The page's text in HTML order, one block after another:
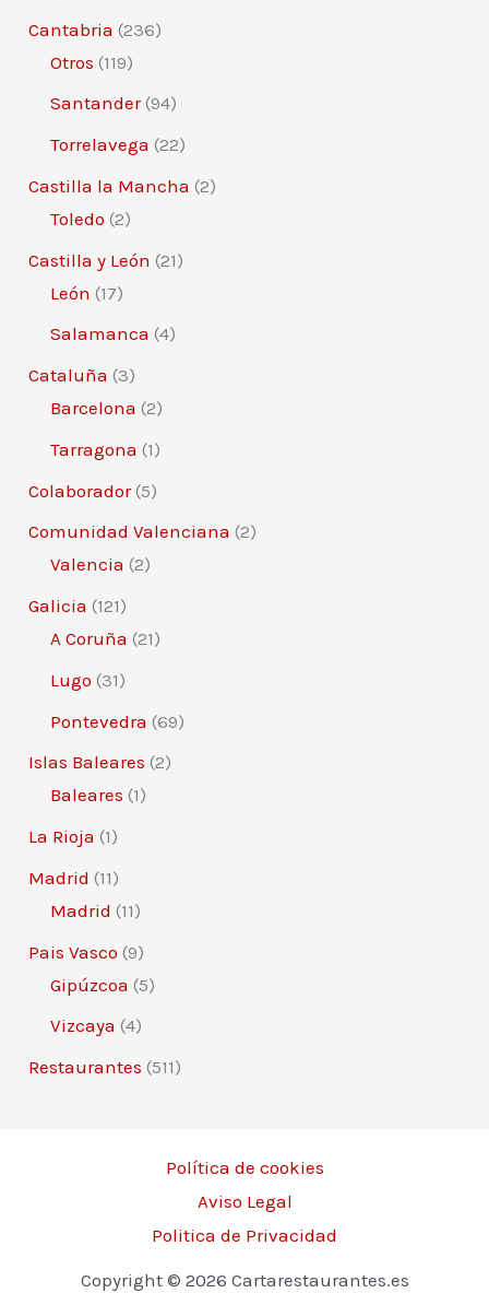
Cantabria (236)
Otros (119)
Santander(94)
Torrelavega (22)
Castilla la Mancha (2)
Toledo (2)
Castilla y León (21)
León (17)
Salamanca (4)
Cataluña (3)
Barcelona (2)
Tarragona (1)
Colaborador(5)
Comunidad Valenciana (2)
Valencia (2)
Galicia (121)
A Coruña (21)
Lugo (31)
Pontevedra (69)
Islas Baleares (2)
Baleares (1)
La Rioja (1)
Madrid (11)
Madrid (11)
Pais Vasco (9)
Gipúzcoa (5)
Vizcaya (4)
Restaurantes (511)
Política de cookies
Aviso Legal
Politica de Privacidad
Copyright © 2026 Cartarestaurantes.es